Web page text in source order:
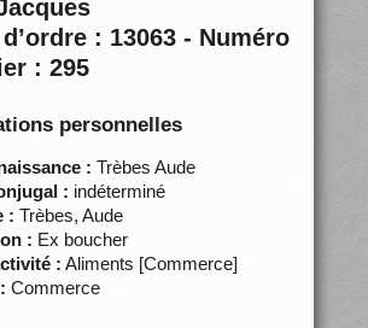
: 13063 - Numéro
: 295
personnelles
: Trèbes Aude
: indéterminé
: Trèbes, Aude
: Ex boucher
: Aliments [Commerce]
Commerce